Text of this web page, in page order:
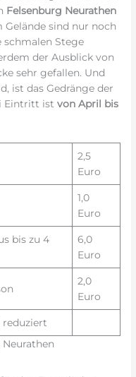
Felsenburg Neurathen
Gelände sind nur noch
schmalen Stege
der Ausblick von
sehr gefallen. Und
ist das Gedränge der
Eintritt istvon April bis
2,5
Euro
1,0
Euro
bis zu 4
6,0
Euro
2,0
Euro